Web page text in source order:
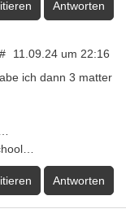
Antworten
# 11.09.24 um 22:16
ich dann 3 matter
Antworten